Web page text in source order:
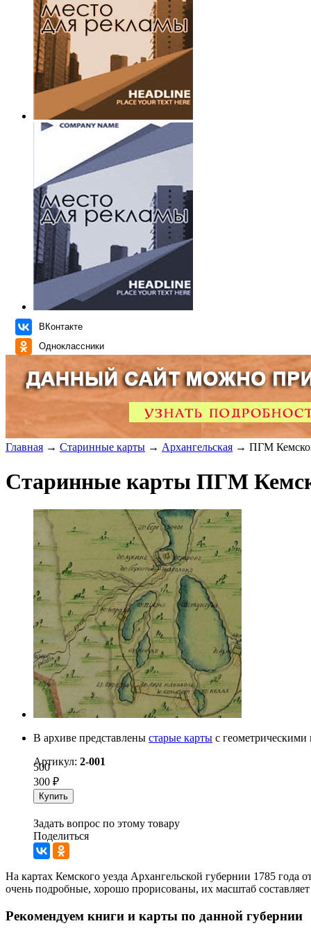
ВКонтакте
Одноклассники
Главная → Старинные карты → Архангельская → ПГМ
Старинные карты ПГМ
В архиве представлены старые карты с
Артикул: 2-001
500
300 ₽
Купить
Задать вопрос по этому товару
Поделиться
На картах Кемского уезда Архангельской губернии 1785
очень подробные, хорошо прорисованы, их масштаб
Рекомендуем книги и карты по данной губернии